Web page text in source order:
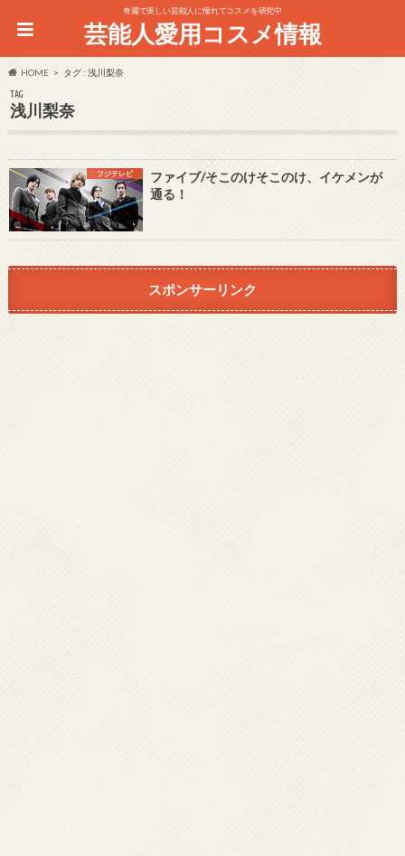
奇麗で美しい芸能人に憧れてコスメを研究中
芸能人愛用コスメ情報
HOME タグ : 浅川梨奈
TAG
浅川梨奈
フジテレビ
ファイブ/そこのけそこのけ、イケメンが
通る！
スポンサーリンク